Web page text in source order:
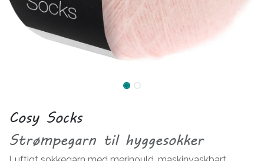
Cosy Socks
Strømpegarn til hyggesokker